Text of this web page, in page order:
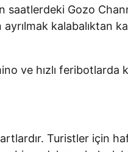
saatlerdeki Gozo
kalabalıktan
ve hızlı feribotlarda
Turistler için